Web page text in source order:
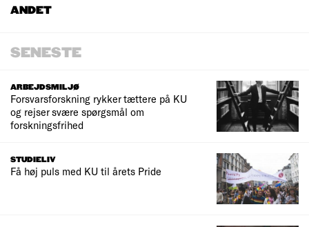
ANDET
SENESTE
ARBEJDSMILJØ
Forsvarsforskning rykker tættere på KU
og rejser svære spørgsmål om
forskningsfrihed
STUDIELIV
Få høj puls med KU til årets Pride